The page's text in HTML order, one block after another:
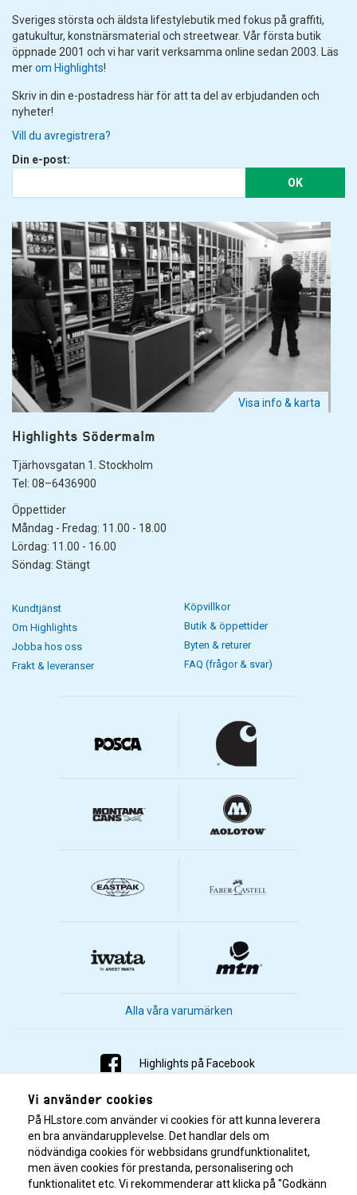
Sveriges största och äldsta lifestylebutik med fokus på graffiti,
gatukultur, konstnärsmaterial och streetwear. Vår första butik
öppnade 2001 och vi har varit verksamma online sedan 2003. Läs
merom Highlights!
Skriv in din e-postadress här för att ta del av erbjudanden och
nyheter!
Vill du avregistrera?
Din e-post:
OK
Visa info & karta
Highlights Södermalm
Tjärhovsgatan 1. Stockholm
Tel: 08–6436900
Öppettider
Måndag - Fredag: 11.00 - 18.00
Lördag: 11.00 - 16.00
Söndag: Stängt
Kundtjänst
Om Highlights
Jobba hos oss
Frakt & leveranser
Köpvillkor
Butik & öppettider
Byten & returer
FAQ (frågor & svar)
Alla våra varumärken
Highlights på Facebook
Highlights på Instagram
Highlights på Youtube
Highlights på Tiktok
Vi använder cookies
På HLstore.com använder vi cookies för att kunna leverera
en bra användarupplevelse. Det handlar dels om
nödvändiga cookies för webbsidans grundfunktionalitet,
men även cookies för prestanda, personalisering och
funktionalitet etc. Vi rekommenderar att klicka på "Godkänn